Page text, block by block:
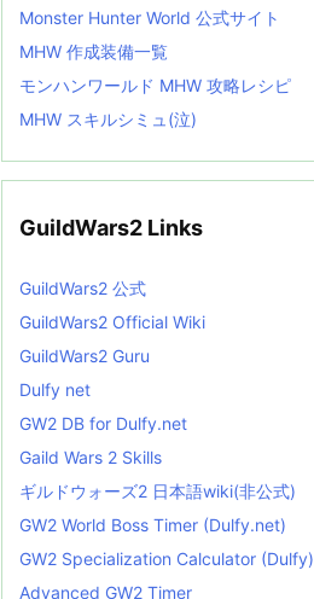
Monster Hunter World 公式サイト
MHW 作成装備一覧
モンハンワールド MHW 攻略レシピ
MHW スキルシミュ(泣)
GuildWars2 Links
GuildWars2 公式
GuildWars2 Official Wiki
GuildWars2 Guru
Dulfy net
GW2 DB for Dulfy.net
Gaild Wars 2 Skills
ギルドウォーズ2 日本語wiki(非公式)
GW2 World Boss Timer (Dulfy.net)
GW2 Specialization Calculator (Dulfy)
Advanced GW2 Timer